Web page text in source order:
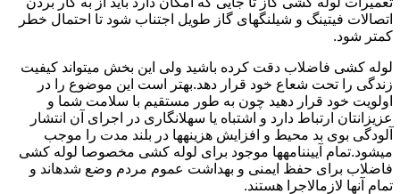
اتصالات فیتینگ و شیلنگهای گاز طویل اجتناب شود تا احتمال خطر
کمتر شود.
لوله کشی فاضلاب دقت کرده باشید ولی این بخش میتواند کیفیت
زندگی را تحت شعاع خود قرار دهد.بهتر است این موضوع را در
اولویت خود قرار دهید چون به طور مستقیم با سلامت شما و
عزیزانتان ارتباط دارد و اشتباه یا سهلانگاری در اجرای آن انتشار
آلودگی بوی بد محیط و افزایش هزینهها در بلند مدت را موجب
میشود.تمام آییننامهها موجود برای لوله کشی مخصوصا لوله کشی
فاضلاب برای حفظ ایمنی و بهداشت عموم مردم وضع شدهاند و
تمام آنها لازمالاجرا هستند.